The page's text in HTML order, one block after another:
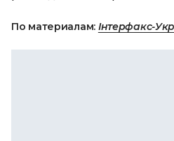
По материалам: Інтерфакс-